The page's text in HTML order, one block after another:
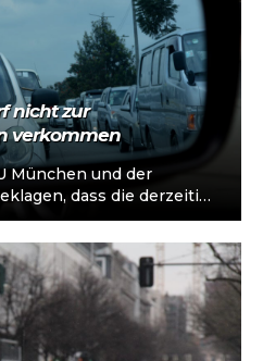
nicht zur
verkommen
München und der
dass die derzeitige
zu kurz greift: